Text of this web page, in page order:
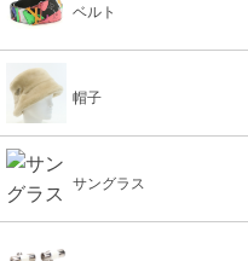
ベルト
帽子
サングラス